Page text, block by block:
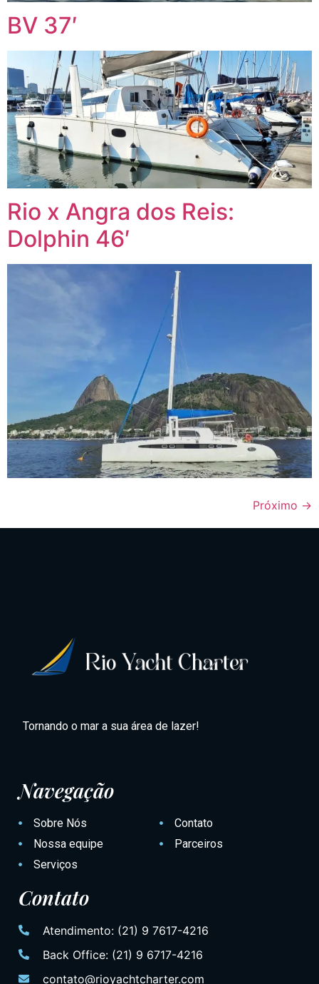
BV 37′
Rio x Angra dos Reis:
Dolphin 46′
Próximo →
Tornando o mar a sua área de lazer!
Navegação
Sobre Nós
Nossa equipe
Serviços
Contato
Parceiros
Contato
Atendimento: (21) 9 7617-4216
Back Office: (21) 9 6717-4216
contato@rioyachtcharter.com